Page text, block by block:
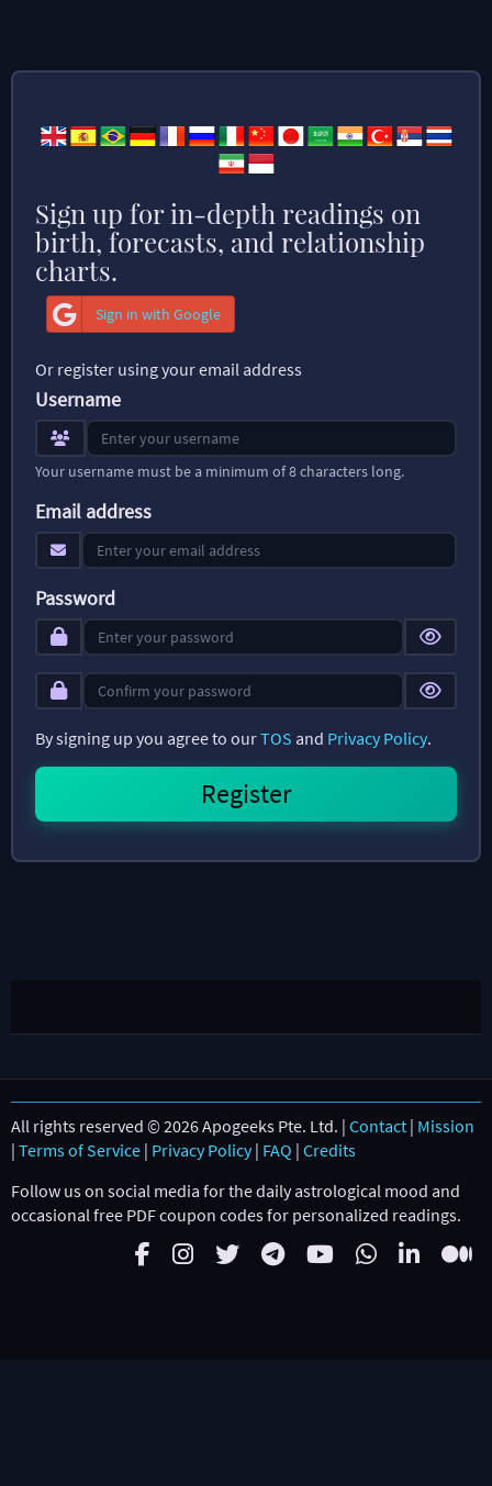
Sign up for in-depth readings on
birth, forecasts, and relationship
charts.
Sign in with Google
Or register using your email address
Username
Your username must be a minimum of 8 characters long.
Email address
Password
By signing up you agree to ourTOS and Privacy Policy.
All rights reserved © 2026 Apogeeks Pte. Ltd. | Contact | Mission
| Terms of Service | Privacy Policy| FAQ | Credits
Follow us on social media for the daily astrological mood and
occasional free PDF coupon codes for personalized readings.